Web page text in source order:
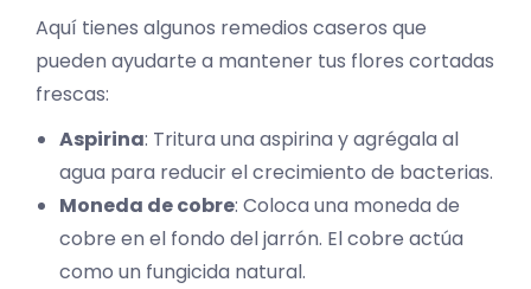
Aquí tienes algunos remedios caseros que
pueden ayudarte a mantener tus flores cortadas
frescas:
Aspirina: Tritura una aspirina y agrégala al
agua para reducir el crecimiento de bacterias.
Moneda de cobre: Coloca una moneda de
cobre en el fondo del jarrón. El cobre actúa
como un fungicida natural.